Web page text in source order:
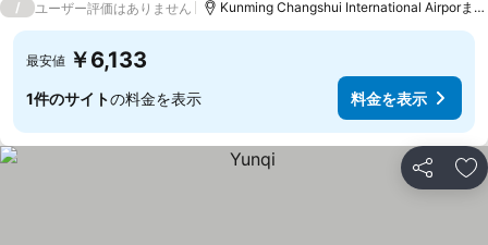
/ ユーザー評価はありません Kunming Changshui International Airporま
最安値 ￥6,133
1件のサイトの料金を表示 料金を表示
シェア お